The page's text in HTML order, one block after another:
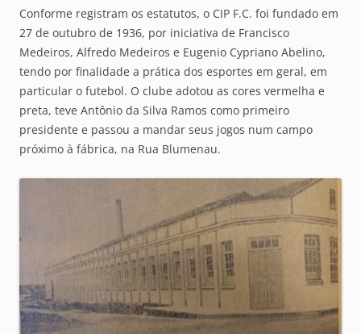
Conforme registram os estatutos, o CIP F.C. foi fundado em
27 de outubro de 1936, por iniciativa de Francisco
Medeiros, Alfredo Medeiros e Eugenio Cypriano Abelino,
tendo por finalidade a prática dos esportes em geral, em
particular o futebol. O clube adotou as cores vermelha e
preta, teve Antônio da Silva Ramos como primeiro
presidente e passou a mandar seus jogos num campo
próximo à fábrica, na Rua Blumenau.